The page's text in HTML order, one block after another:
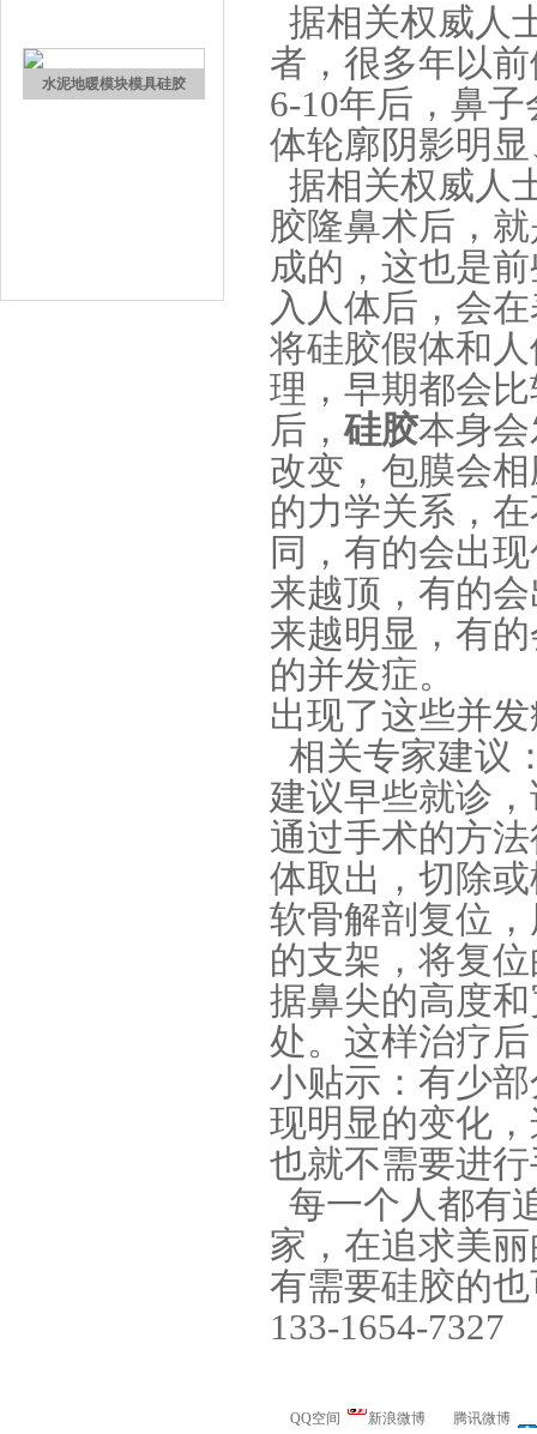
据相关权威人
者，很多年以
6-10年后，鼻
体轮廓阴影明
据相关权威人
胶隆鼻术后，
成的，这也是
入人体后，会
将硅胶假体和
理，早期都会
后，硅胶本身
改变，包膜会
的力学关系，
同，有的会出
来越顶，有的
来越明显，有
的并发症。
出现了这些并
相关专家建议
建议早些就诊
通过手术的方
体取出，切除
软骨解剖复位
的支架，将复
据鼻尖的高度
处。这样治疗
小贴示：有少
现明显的变化
也就不需要进
每一个人都有
家，在追求美
有需要硅胶的
133-1654-7327
QQ空间 新浪微博 腾讯微博